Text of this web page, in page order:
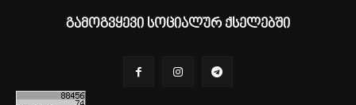
გამოგვყევი სოციალურ ქსელებში